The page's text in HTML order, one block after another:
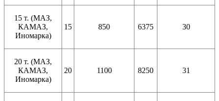
15 т. (МАЗ,
КАМАЗ,
Иномарка)
15 850 6375 30
20 т. (МАЗ,
КАМАЗ,
Иномарка)
20 1100 8250 31